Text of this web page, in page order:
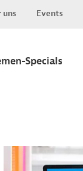
uns Events
Specials